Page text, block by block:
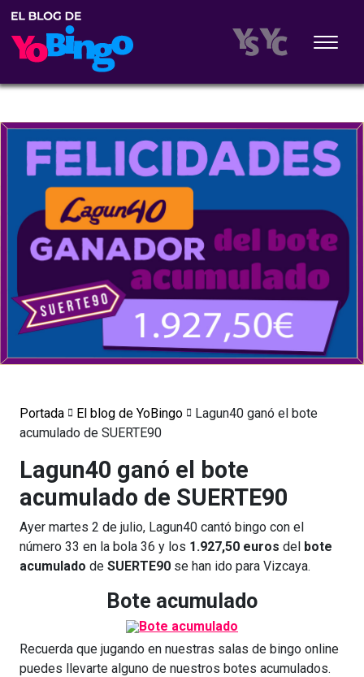
Portada El blog de YoBingo
Lagun40 ganó el bote
acumulado de SUERTE90
Lagun40 ganó el bote
acumulado de SUERTE90
Ayer martes 2 de julio, Lagun40 cantó bingo con el
número 33 en la bola 36 y los 1.927,50 euros del bote
acumulado de SUERTE90 se han ido para Vizcaya.
Bote acumulado
Recuerda que jugando en nuestras salas de bingo online
puedes llevarte alguno de nuestros botes acumulados.